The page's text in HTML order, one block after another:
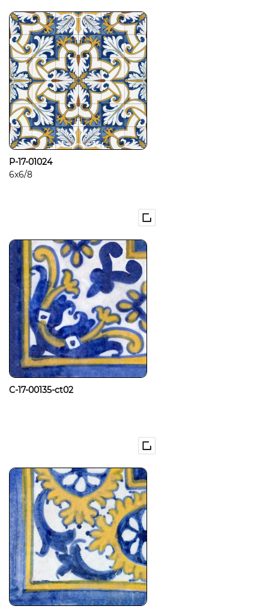
P-17-01024
6x6/8
C-17-00135-ct02